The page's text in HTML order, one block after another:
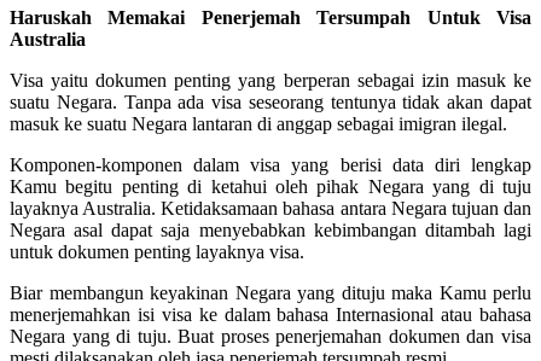
Haruskah Memakai Penerjemah Tersumpah Untuk Visa
Australia
Visa yaitu dokumen penting yang berperan sebagai izin masuk ke
suatu Negara. Tanpa ada visa seseorang tentunya tidak akan dapat
masuk ke suatu Negara lantaran di anggap sebagai imigran ilegal.
Komponen-komponen dalam visa yang berisi data diri lengkap
Kamu begitu penting di ketahui oleh pihak Negara yang di tuju
layaknya Australia. Ketidaksamaan bahasa antara Negara tujuan dan
Negara asal dapat saja menyebabkan kebimbangan ditambah lagi
untuk dokumen penting layaknya visa.
Biar membangun keyakinan Negara yang dituju maka Kamu perlu
menerjemahkan isi visa ke dalam bahasa Internasional atau bahasa
Negara yang di tuju. Buat proses penerjemahan dokumen dan visa